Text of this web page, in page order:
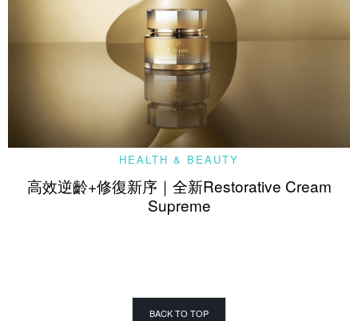
HEALTH & BEAUTY
高效逆齡+修復新序｜全新Restorative Cream
Supreme
BACK TO TOP